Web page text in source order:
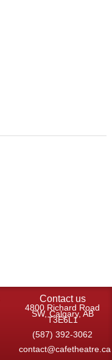
Contact us
4800 Richard Road
SW, Calgary, AB
T3E6L1
(587) 392-3062
contact@cafetheatre.ca